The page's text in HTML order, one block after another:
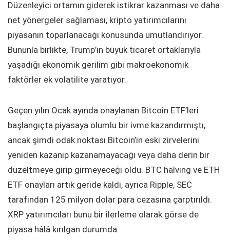
Düzenleyici ortamın giderek istikrar kazanması ve daha
net yönergeler sağlaması, kripto yatırımcılarını
piyasanın toparlanacağı konusunda umutlandırıyor.
Bununla birlikte, Trump’ın büyük ticaret ortaklarıyla
yaşadığı ekonomik gerilim gibi makroekonomik
faktörler ek volatilite yaratıyor.
Geçen yılın Ocak ayında onaylanan Bitcoin ETF’leri
başlangıçta piyasaya olumlu bir ivme kazandırmıştı,
ancak şimdi odak noktası Bitcoin’in eski zirvelerini
yeniden kazanıp kazanamayacağı veya daha derin bir
düzeltmeye girip girmeyeceği oldu. BTC halving ve ETH
ETF onayları artık geride kaldı, ayrıca Ripple, SEC
tarafından 125 milyon dolar para cezasına çarptırıldı.
XRP yatırımcıları bunu bir ilerleme olarak görse de
piyasa hâlâ kırılgan durumda.